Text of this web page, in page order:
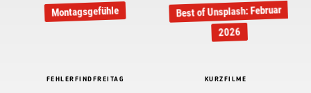
Montagsgefühle Best of Unsplash: Februar
2026
FEHLERFINDFREITAG KURZFILME